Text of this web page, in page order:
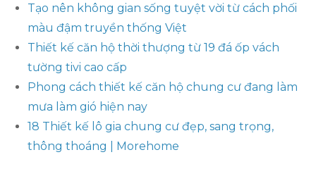
Tạo nên không gian sống tuyệt vời từ cách phối
màu đậm truyền thống Việt
Thiết kế căn hộ thời thượng từ 19 đá ốp vách
tường tivi cao cấp
Phong cách thiết kế căn hộ chung cư đang làm
mưa làm gió hiện nay
18 Thiết kế lô gia chung cư đẹp, sang trọng,
thông thoáng | Morehome